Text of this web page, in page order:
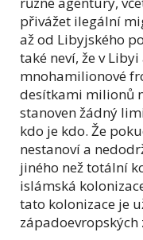
přivážet ilegální
až od Libyjského
také neví, že v
mnohamilionové
desítkami milionů
stanoven žádný
kdo je kdo. Že
nestanoví a
jiného než totální
islámská
tato kolonizace je
západoevropských